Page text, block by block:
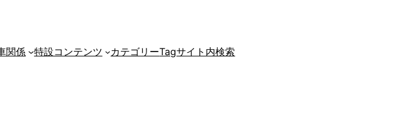
関係 特設コンテンツ カテゴリーTagサイト内検索